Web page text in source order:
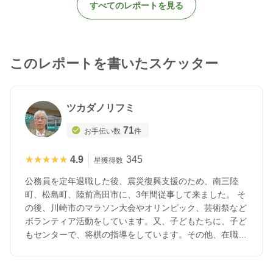
すべてのレポートを見る
このレポートを書いたスケッター
ツカダノリフミ
お手伝い数 71件
★★★★★
★★★★★ 4.9 星獲得数 345
公務員を定年退職した後、震災復興支援のため、南三陸
町、松島町、陸前高田市に、3年間従事して来ました。 そ
の後、川崎市のマラソン大会やオリンピック、芸術祭など
ボランティア活動をしています。又、子どもたちに、子ど
もセンターで、将棋の指導をしています。その他、在職中